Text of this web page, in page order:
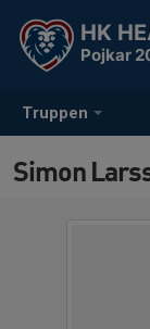
Truppen
HK
Pojkar
Simon